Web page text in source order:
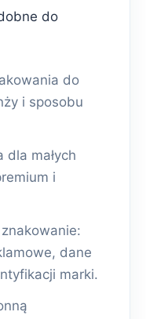
do
do
i sposobu
dla małych
i
dane
marki.